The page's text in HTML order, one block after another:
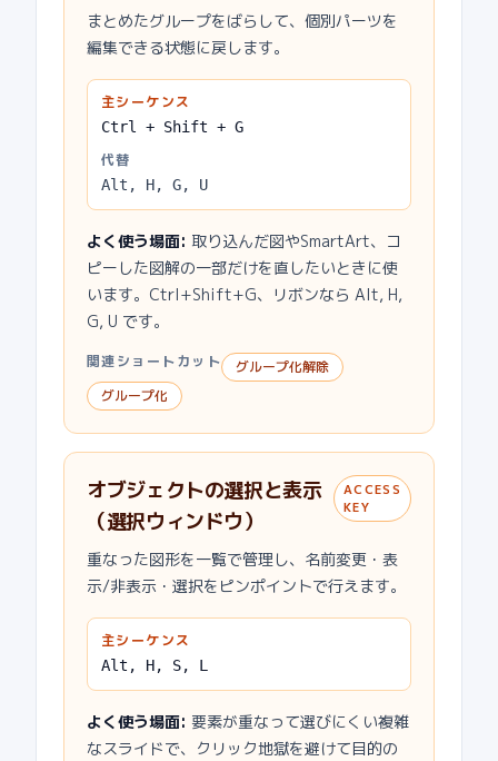
まとめたグループをばらして、個別パーツを
編集できる状態に戻します。
主シーケンス
Ctrl + Shift + G
代替
Alt, H, G, U
よく使う場面: 取り込んだ図やSmartArt、コ
ピーした図解の一部だけを直したいときに使
います。Ctrl+Shift+G、リボンなら Alt, H,
G, U です。
関連ショートカット
グループ化解除
グループ化
オブジェクトの選択と表示
（選択ウィンドウ）
ACCESS
KEY
重なった図形を一覧で管理し、名前変更・表
示/非表示・選択をピンポイントで行えます。
主シーケンス
Alt, H, S, L
よく使う場面: 要素が重なって選びにくい複雑
なスライドで、クリック地獄を避けて目的の